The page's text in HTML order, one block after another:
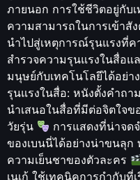
ภายนอก การใช้ชีวิตอยู่กับ
ความสามารถในการเข้าสั
นำไปสู่เหตุการณ์รุนแรงที่ค
สำรวจความรุนแรงในสื่อแ
มนุษย์กับเทคโนโลยีได้อย่า
รุนแรงในสื่อ: หนังตั้งคำถ
นำเสนอในสื่อที่มีต่อจิตใจข
วัยรุ่น
การแสดงที่น่าจด
ของเบนนี่ได้อย่างน่าขนลุก
ความเย็นชาของตัวละคร
เนเก้ ใช้เทคนิคการกำกับที่